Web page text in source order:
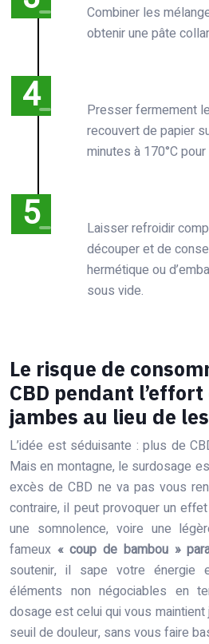
Combiner les
obtenir une pâte
Presser fermement
recouvert de papier
minutes à 170°C
Laisser refroidir
découper et de
hermétique ou
sous vide.
Le risque de
CBD pendant
jambes au lieu de
L’idée est séduisante : plus de
Mais en montagne, le surdosage
excès de CBD ne va pas vous
contraire, il peut provoquer un
une somnolence, voire une
fameux « coup de bambou »
soutenir, il sape votre énergie
éléments non négociables en
dosage est celui qui vous
seuil de douleur, sans vous faire